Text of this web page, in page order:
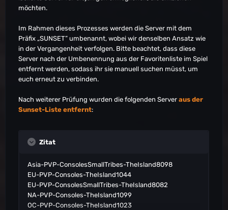
möchten.
Im Rahmen dieses Prozesses werden die Server mit dem
Präfix „SUNSET” umbenannt, wobei wir denselben Ansatz wie
in der Vergangenheit verfolgen. Bitte beachtet, dass diese
Server nach der Umbenennung aus der Favoritenliste im Spiel
entfernt werden, sodass ihr sie manuell suchen müsst, um
euch erneut zu verbinden.
Nach weiterer Prüfung wurden die folgenden Server aus der
Sunset-Liste entfernt:
Zitat
Asia-PVP-ConsolesSmallTribes-TheIsland8098
EU-PVP-Consoles-TheIsland1044
EU-PVP-ConsolesSmallTribes-TheIsland8082
NA-PVP-Consoles-TheIsland1099
OC-PVP-Consoles-TheIsland1023